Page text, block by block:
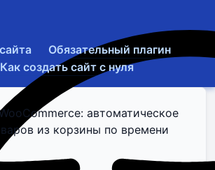
Обязательный плагин
Как создать сайт с нуля
автоматическое
из корзины по времени